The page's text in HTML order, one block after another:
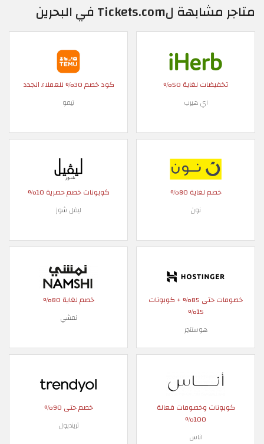
متاجر مشابهة لTickets.com في البحرين
تخفيضات لغاية 50%
اي هيرب
كود خصم 30% للعملاء الجدد
تيمو
خصم لغاية 80%
نون
كوبونات خصم حصرية 10%
ليفل شوز
خصومات حتى 85% + كوبونات
15%
هوستنجر
خصم لغاية 80%
نمشي
كوبونات وخصومات فعالة
100%
اناس
خصم حتى 90%
ترينديول